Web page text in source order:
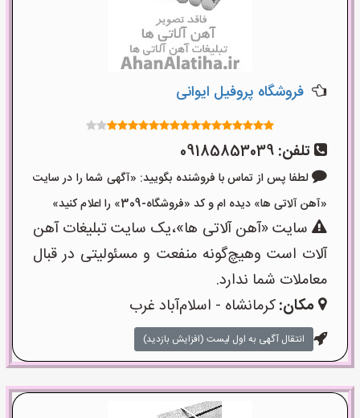
فروشگاه پروفیل ایوانی
تلفن: 09185853039
لطفا پس از تماس با فروشنده بگویید: «آگهی شما را در سایت
«آهن آلاتی ها» دیده ام و کد «فروشگاه-309» را اعلام کنید»
سایت «آهن آلاتی ها»،یک سایت تبلیغات آهن
آلات است وهیچ‌گونه منفعت و مسئولیتی در قبال
معاملات شما ندارد.
مکان:کرمانشاه - اسلام‌آباد غرب
انتقال آگهی به اول لیست (افزایش بازدید)